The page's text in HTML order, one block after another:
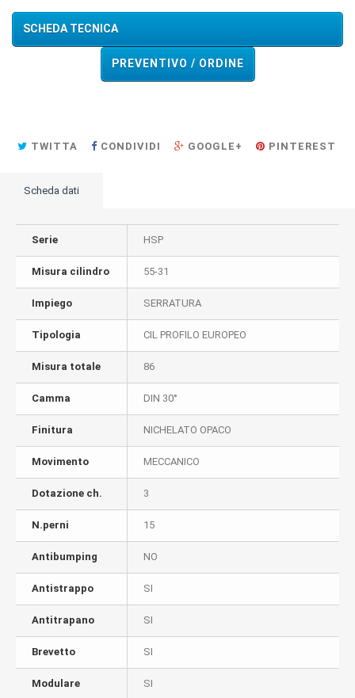
SCHEDA TECNICA
PREVENTIVO / ORDINE
TWITTA CONDIVIDI GOOGLE+ PINTEREST
Scheda dati
Serie HSP
Misura cilindro 55-31
Impiego SERRATURA
Tipologia CIL PROFILO EUROPEO
Misura totale 86
Camma DIN 30°
Finitura NICHELATO OPACO
Movimento MECCANICO
Dotazione ch. 3
N.perni 15
Antibumping NO
Antistrappo SI
Antitrapano SI
Brevetto SI
Modulare SI